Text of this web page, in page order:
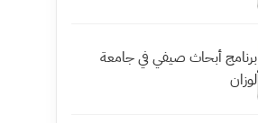
برنامج أبحاث صيفي في جامعة
لوزان